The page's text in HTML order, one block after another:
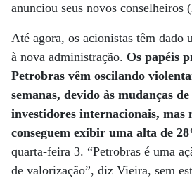
anunciou seus novos conselheiros
Até agora, os acionistas têm dado
à nova administração. Os papéis
Petrobras vêm oscilando
semanas, devido às mudanças
investidores internacionais, mas
conseguem exibir uma alta de
quarta-feira 3. “Petrobras é uma
de valorização”, diz Vieira, sem